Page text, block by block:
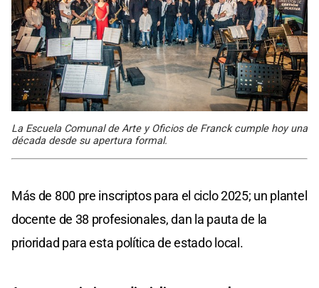
La Escuela Comunal de Arte y Oficios de Franck cumple hoy una
década desde su apertura formal.
Más de 800 pre inscriptos para el ciclo 2025; un plantel
docente de 38 profesionales, dan la pauta de la
prioridad para esta política de estado local.